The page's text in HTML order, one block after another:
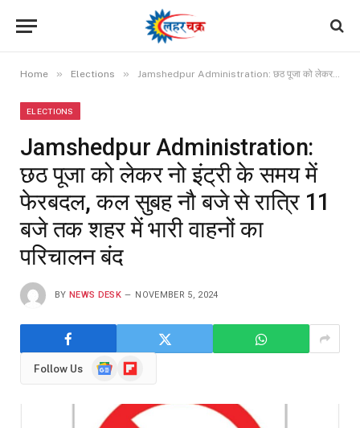
Home » Elections » Jamshedpur Administration: छठ पूजा को लेकर नो इंट्री के समय में फेरबदल, कल सुबह नौ बजे से रात्रि 11 बजे तक शहर में भारी वाहनों का परिचालन बंद
ELECTIONS
Jamshedpur Administration:
छठ पूजा को लेकर नो इंट्री के समय में
फेरबदल, कल सुबह नौ बजे से रात्रि 11
बजे तक शहर में भारी वाहनों का
परिचालन बंद
BY NEWS DESK NOVEMBER 5, 2024
Follow Us
GoogleFlipboard